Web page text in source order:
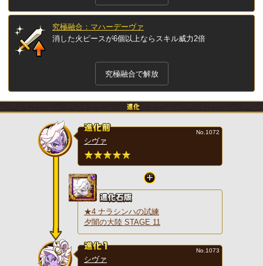
究極融合：マハーデーヴァ
消した火ピースが6個以上ならスキル威力2倍
究極融合で解放
シヴァ
No.1072
★4 ナラシンハの試練
夕闇の大陸 STAGE 11
シヴァ
No.1073